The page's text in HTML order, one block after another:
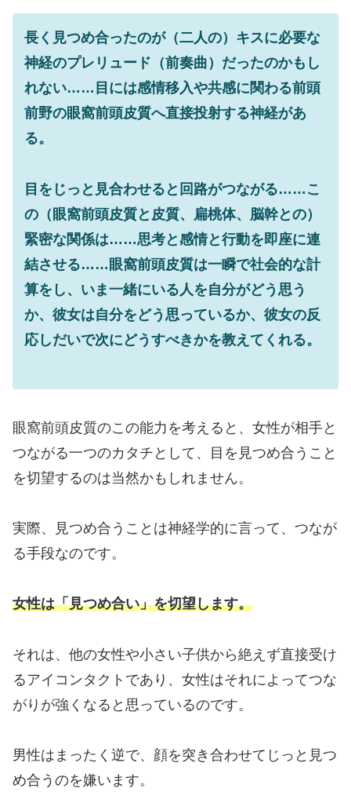
長く見つめ合ったのが（二人の）キスに必要な
神経のプレリュード（前奏曲）だったのかもし
れない……目には感情移入や共感に関わる前頭
前野の眼窩前頭皮質へ直接投射する神経があ
る。
目をじっと見合わせると回路がつながる……こ
の（眼窩前頭皮質と皮質、扁桃体、脳幹との）
緊密な関係は……思考と感情と行動を即座に連
結させる……眼窩前頭皮質は一瞬で社会的な計
算をし、いま一緒にいる人を自分がどう思う
か、彼女は自分をどう思っているか、彼女の反
応しだいで次にどうすべきかを教えてくれる。
眼窩前頭皮質のこの能力を考えると、女性が相手と
つながる一つのカタチとして、目を見つめ合うこと
を切望するのは当然かもしれません。
実際、見つめ合うことは神経学的に言って、つなが
る手段なのです。
女性は「見つめ合い」を切望します。
それは、他の女性や小さい子供から絶えず直接受け
るアイコンタクトであり、女性はそれによってつな
がりが強くなると思っているのです。
男性はまったく逆で、顔を突き合わせてじっと見つ
め合うのを嫌います。